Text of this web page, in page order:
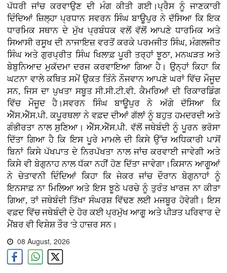
ਪੱਧਰੀ ਜਾਂਚ ਕਰਵਾਉਣ ਦੀ ਮੰਗ ਕੀਤੀ ਗਈ।ਪ੍ਰੈਸ ਨੂੰ ਜਾਣਕਾਰੀ
ਦਿੰਦਿਆਂ ਜ਼ਿਲ੍ਹਾ ਪ੍ਰਧਾਨ ਸਵਰਨ ਸਿੰਘ ਬਾਊਪੁਰ ਨੇ ਦੱਸਿਆ ਕਿ ਇਕ
ਧਾਰਮਿਕ ਸਥਾਨ ਦੇ ਮੁੱਖ ਪ੍ਰਬੰਧਕ ਵਲੋਂ ਵੱਲੋਂ ਆਪਣੇ ਧਾਰਮਿਕ ਅਤੇ
ਸਿਆਸੀ ਰਸੂਖ ਦੀ ਨਾਜਾਇਜ਼ ਵਰਤੋਂ ਕਰਕੇ ਪਰਮਜੀਤ ਸਿੰਘ, ਮੰਗਲਜੀਤ
ਸਿੰਘ ਅਤੇ ਗੁਰਪ੍ਰੀਤ ਸਿੰਘ ਖਿਲਾਫ਼ ਪੂਰੀ ਤਰ੍ਹਾਂ ਝੂਠਾ, ਮਨਘੜਤ ਅਤੇ
ਬੇਬੁਨਿਆਦ ਮੁਕੱਦਮਾ ਦਰਜ ਕਰਵਾਇਆ ਗਿਆ ਹੈ। ਉਨ੍ਹਾਂ ਕਿਹਾ ਕਿ
ਘਟਨਾ ਵਾਲੇ ਕਥਿਤ ਸਮੇਂ ਉਕਤ ਤਿੰਨੇ ਨੌਜਵਾਨ ਆਪਣੇ ਘਰਾਂ ਵਿੱਚ ਮੌਜੂਦ
ਸਨ, ਜਿਸ ਦਾ ਪੁਖਤਾ ਸਬੂਤ ਸੀ.ਸੀ.ਟੀ.ਵੀ. ਕੈਮਰਿਆਂ ਦੀ ਰਿਕਾਰਡਿੰਗ
ਵਿੱਚ ਮੌਜੂਦ ਹੈ।ਸਵਰਨ ਸਿੰਘ ਬਾਊਪੁਰ ਨੇ ਅੱਗੇ ਦੱਸਿਆ ਕਿ
ਐੱਸ.ਐੱਸ.ਪੀ. ਕਪੂਰਥਲਾ ਨੇ ਵਫ਼ਦ ਦੀਆਂ ਗੱਲਾਂ ਨੂੰ ਬਹੁਤ ਹਮਦਰਦੀ ਅਤੇ
ਗੰਭੀਰਤਾ ਨਾਲ ਸੁਣਿਆ। ਐੱਸ.ਐੱਸ.ਪੀ. ਵੱਲੋਂ ਜਥੇਬੰਦੀ ਨੂੰ ਪੂਰਨ ਭਰੋਸਾ
ਦਿੱਤਾ ਗਿਆ ਹੈ ਕਿ ਇਸ ਪੂਰੇ ਮਾਮਲੇ ਦੀ ਕਿਸੇ ਉੱਚ ਅਧਿਕਾਰੀ ਪਾਸੋਂ
ਬਿਨਾਂ ਕਿਸੇ ਪੱਖਪਾਤ ਦੇ ਨਿਰਪੱਖਤਾ ਨਾਲ ਜਾਂਚ ਕਰਵਾਈ ਜਾਵੇਗੀ ਅਤੇ
ਕਿਸੇ ਵੀ ਬੇਗੁਨਾਹ ਨਾਲ ਧੱਕਾ ਨਹੀਂ ਹੋਣ ਦਿੱਤਾ ਜਾਵੇਗਾ।ਕਿਸਾਨ ਆਗੂਆਂ
ਨੇ ਚੇਤਾਵਨੀ ਦਿੰਦਿਆਂ ਕਿਹਾ ਕਿ ਜੇਕਰ ਜਾਂਚ ਦੌਰਾਨ ਬੇਗੁਨਾਹਾਂ ਨੂੰ
ਇਨਸਾਫ਼ ਨਾ ਮਿਲਿਆ ਅਤੇ ਇਸ ਝੂਠੇ ਪਰਚੇ ਨੂੰ ਤੁਰੰਤ ਖਾਰਜ ਨਾ ਕੀਤਾ
ਗਿਆ, ਤਾਂ ਜਥੇਬੰਦੀ ਤਿੱਖਾ ਸੰਘਰਸ਼ ਵਿੱਢਣ ਲਈ ਮਜਬੂਰ ਹੋਵੇਗੀ। ਇਸ
ਵਫ਼ਦ ਵਿੱਚ ਜਥੇਬੰਦੀ ਦੇ ਹੋਰ ਕਈ ਪ੍ਰਮੁੱਖ ਆਗੂ ਅਤੇ ਪੀੜਤ ਪਰਿਵਾਰ ਦੇ
ਮੈਂਬਰ ਵੀ ਵਿਸ਼ੇਸ਼ ਤੌਰ 'ਤੇ ਹਾਜ਼ਰ ਸਨ।
08 August, 2026